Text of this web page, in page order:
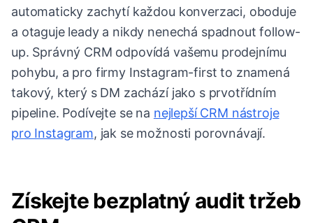
automaticky zachytí každou konverzaci, oboduje
a otaguje leady a nikdy nenechá spadnout follow-
up. Správný CRM odpovídá vašemu prodejnímu
pohybu, a pro firmy Instagram-first to znamená
takový, který s DM zachází jako s prvotřídním
pipeline. Podívejte se na nejlepší CRM nástroje
pro Instagram, jak se možnosti porovnávají.
Získejte bezplatný audit tržeb